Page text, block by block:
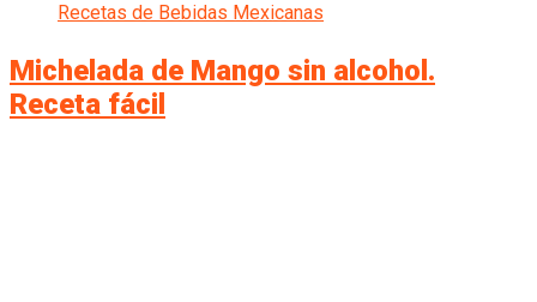
Recetas de Bebidas Mexicanas
Michelada de Mango sin alcohol.
Receta fácil